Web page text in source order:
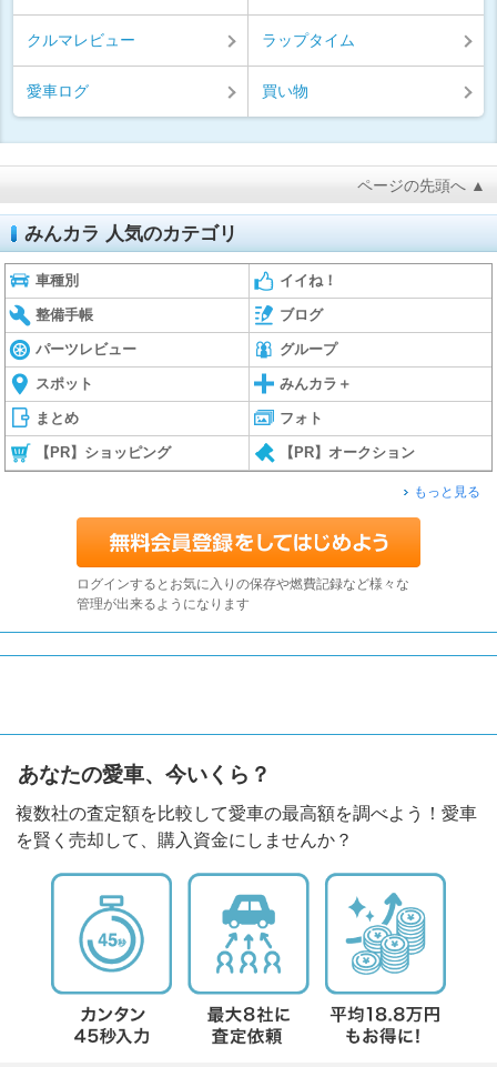
クルマレビュー ラップタイム
愛車ログ 買い物
ページの先頭へ ▲
みんカラ 人気のカテゴリ
車種別 イイね！
整備手帳 ブログ
パーツレビュー グループ
スポット みんカラ＋
まとめ フォト
【PR】ショッピング 【PR】オークション
もっと見る
ログインするとお気に入りの保存や燃費記録など様々な
管理が出来るようになります
あなたの愛車、今いくら？
複数社の査定額を比較して愛車の最高額を調べよう！愛車
を賢く売却して、購入資金にしませんか？